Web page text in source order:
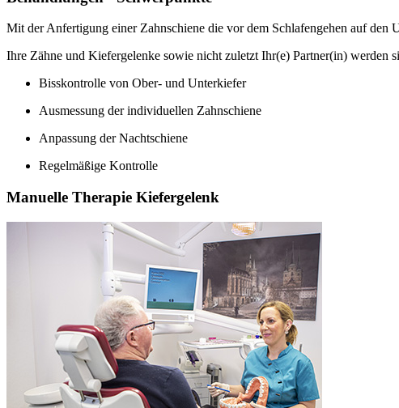
Mit der Anfertigung einer Zahnschiene die vor dem Schlafengehen auf
Ihre Zähne und Kiefergelenke sowie nicht zuletzt Ihr(e) Partner(in) werden
Bisskontrolle von Ober- und Unterkiefer
Ausmessung der individuellen Zahnschiene
Anpassung der Nachtschiene
Regelmäßige Kontrolle
Manuelle Therapie Kiefergelenk